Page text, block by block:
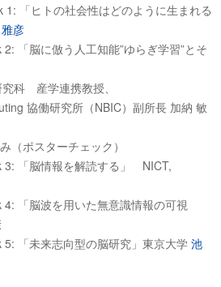
ヒトの社会性はどのように生まれる
彦
脳に倣う人工知能”ゆらぎ学習”とそ
科 産学連携教授、
協働研究所（NBIC）副所長 加納 敏
スターチェック）
脳情報を解読する」 NICT,
脳波を用いた無意識情報の可視
未来志向型の脳研究」東京大学池